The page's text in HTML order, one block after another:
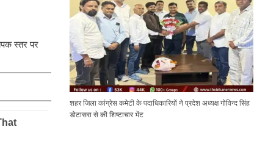
स्तर पर
शहर जिला कांग्रेस कमेटी के पदाधिकारियों ने प्रदेश अध्यक्ष गोविन्द सिंह
डोटासरा से की शिष्टाचार भेंट